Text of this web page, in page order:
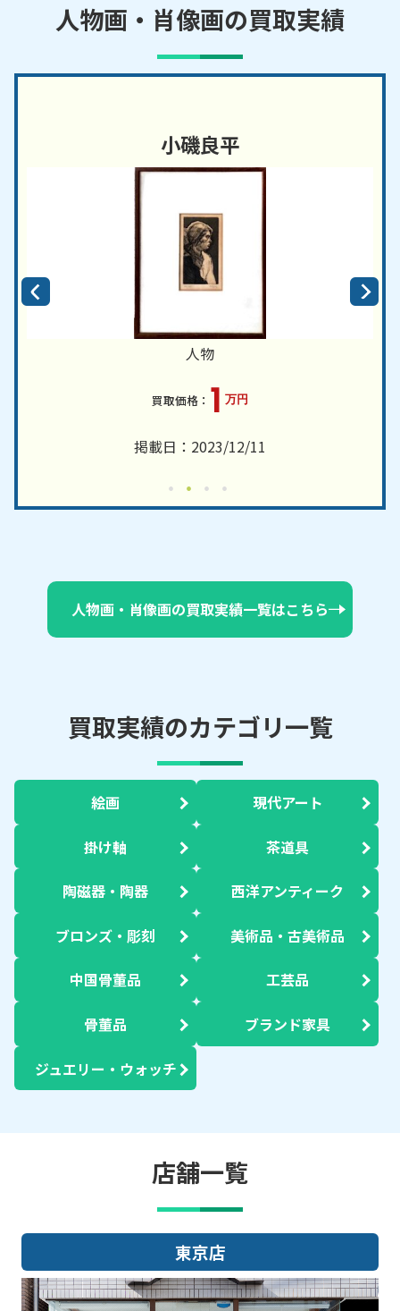
人物画・肖像画の買取実績
小磯良平
人物
1 万円
掲載日：2023/12/11
人物画・肖像画の買取実績一覧はこちら
買取実績のカテゴリ一覧
絵画 現代アート
掛け軸 茶道具
陶磁器・陶器 西洋アンティーク
ブロンズ・彫刻 美術品・古美術品
中国骨董品 工芸品
骨董品 ブランド家具
ジュエリー・ウォッチ
店舗一覧
東京店